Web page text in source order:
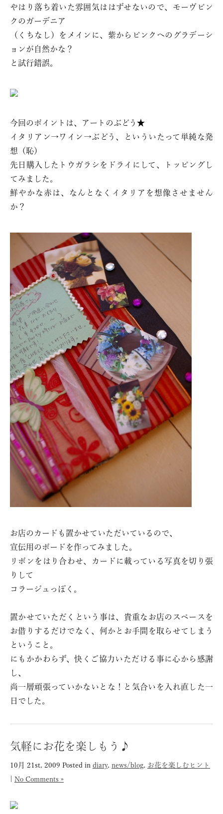
やはり落ち着いた雰囲気ははずせないので、モーヴピン
クのガーデニア
（くちなし）をメインに、紫からピンクへのグラデーシ
ョンが自然かな？
と試行錯誤。
今回のポイントは、アートのぶどう★
イタリアン→ワイン→ぶどう、といういたって単純な発
想（恥）
先日購入したトウガラシをドライにして、トッピングし
てみました。
鮮やかな赤は、なんとなくイタリアを想像させません
か？
お店のカードも置かせていただいているので、
宣伝用のボードを作ってみました。
リボンをはり合わせ、カードに載っている写真を切り張
りして
コラージュっぽく。
置かせていただくという事は、貴重なお店のスペースを
お借りするだけでなく、何かとお手間を取らせてしまう
ということ。
にもかかわらず、快くご協力いただける事に心から感謝
し、
尚一層頑張っていかないとな！と気合いを入れ直した一
日でした。
気軽にお花を楽しもう♪
10月 21st, 2009 Posted in diary, news/blog, お花を楽しむヒント
No Comments »